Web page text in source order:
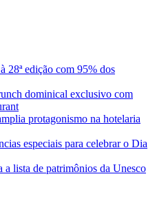
28ª edição com 95% dos
dominical exclusivo com
protagonismo na hotelaria
especiais para celebrar o Dia
a lista de patrimônios da Unesco